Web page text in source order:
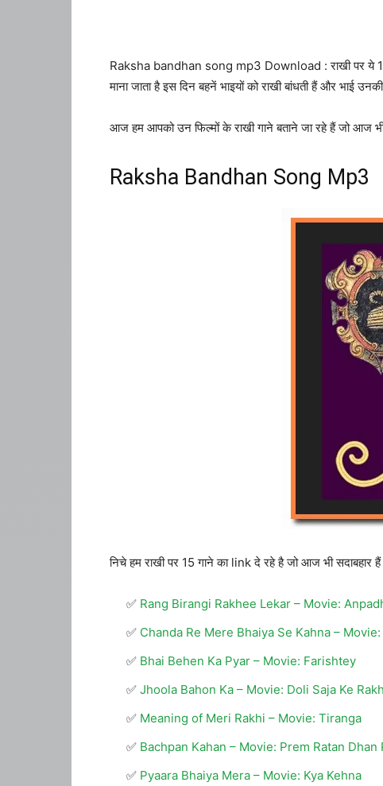
Raksha bandhan song mp3 Download : राखी पर ये 15
माना जाता है इस दिन बहनें भाइयों को राखी बांधती हैं और भाई
आज हम आपको उन फिल्मों के राखी गाने बताने जा रहे हैं जो आज
Raksha Bandhan Song Mp3
निचे हम राखी पर 15 गाने का link दे रहे है जो आज भी
Rang Birangi Rakhee Lekar – Movie:
Chanda Re Mere Bhaiya Se Kahna –
Bhai Behen Ka Pyar – Movie: Farishtey
Jhoola Bahon Ka – Movie: Doli Saja Ke
Meaning of Meri Rakhi – Movie: Tiranga
Bachpan Kahan – Movie: Prem Ratan Dhan
Pyaara Bhaiya Mera – Movie: Kya Kehna